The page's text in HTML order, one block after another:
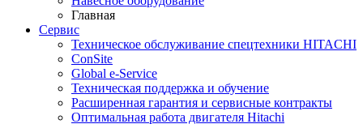
Главная
Сервис
Техническое обслуживание спецтехники HITACHI
ConSite
Global e-Service
Техническая поддержка и обучение
Расширенная гарантия и сервисные контракты
Оптимальная работа двигателя Hitachi